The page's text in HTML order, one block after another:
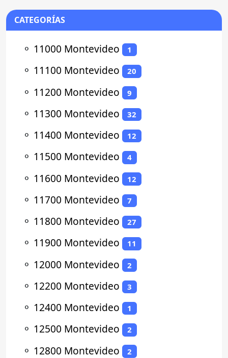
CATEGORÍAS
⚬ 11000 Montevideo 1
⚬ 11100 Montevideo 20
⚬ 11200 Montevideo 9
⚬ 11300 Montevideo 32
⚬ 11400 Montevideo 12
⚬ 11500 Montevideo 4
⚬ 11600 Montevideo 12
⚬ 11700 Montevideo 7
⚬ 11800 Montevideo 27
⚬ 11900 Montevideo 11
⚬ 12000 Montevideo 2
⚬ 12200 Montevideo 3
⚬ 12400 Montevideo 1
⚬ 12500 Montevideo 2
⚬ 12800 Montevideo 2